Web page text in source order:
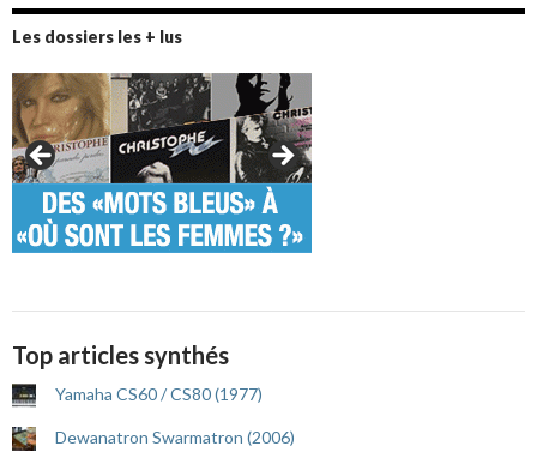
Les dossiers les + lus
Top articles synthés
Yamaha CS60 / CS80 (1977)
Dewanatron Swarmatron (2006)